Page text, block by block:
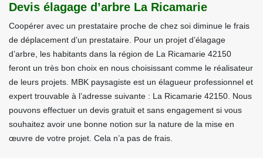
Devis élagage d’arbre La Ricamarie
Coopérer avec un prestataire proche de chez soi diminue le frais
de déplacement d’un prestataire. Pour un projet d’élagage
d’arbre, les habitants dans la région de La Ricamarie 42150
feront un très bon choix en nous choisissant comme le réalisateur
de leurs projets. MBK paysagiste est un élagueur professionnel et
expert trouvable à l’adresse suivante : La Ricamarie 42150. Nous
pouvons effectuer un devis gratuit et sans engagement si vous
souhaitez avoir une bonne notion sur la nature de la mise en
œuvre de votre projet. Cela n’a pas de frais.